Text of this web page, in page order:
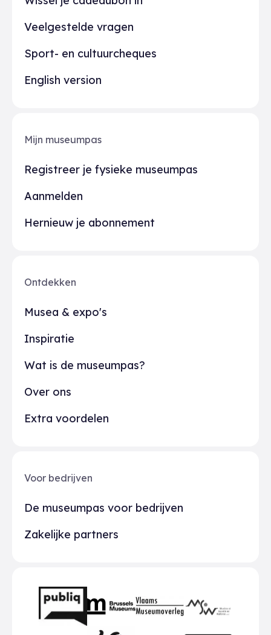
Veelgestelde vragen
Sport- en cultuurcheques
English version
Ontdekken
Musea & expo's
Inspiratie
Wat is de museumpas?
Over ons
Extra voordelen
Voor bedrijven
De museumpas voor bedrijven
Zakelijke partners
Mijn museumpas
Registreer je fysieke museumpas
Aanmelden
Hernieuw je abonnement
Partners